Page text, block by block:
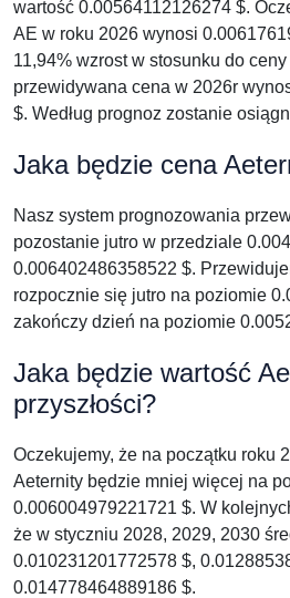
wartość 0.00564112126274 $.
AE w roku 2026 wynosi
11,94% wzrost w stosunku do
przewidywana cena w 2026r
$. Według prognoz zostanie
Jaka będzie cena
Nasz system prognozowania
pozostanie jutro w przedziale
0.006402486358522 $.
rozpocznie się jutro na poziomie
zakończy dzień na poziomie
Jaka będzie wartość
przyszłości?
Oczekujemy, że na początku roku
Aeternity będzie mniej więcej na
0.006004979221721 $. W
że w styczniu 2028, 2029, 2030
0.010231201772578 $,
0.014778464889186 $.